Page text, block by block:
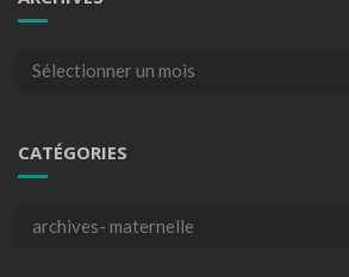
Archives
CATÉGORIES
Catégories